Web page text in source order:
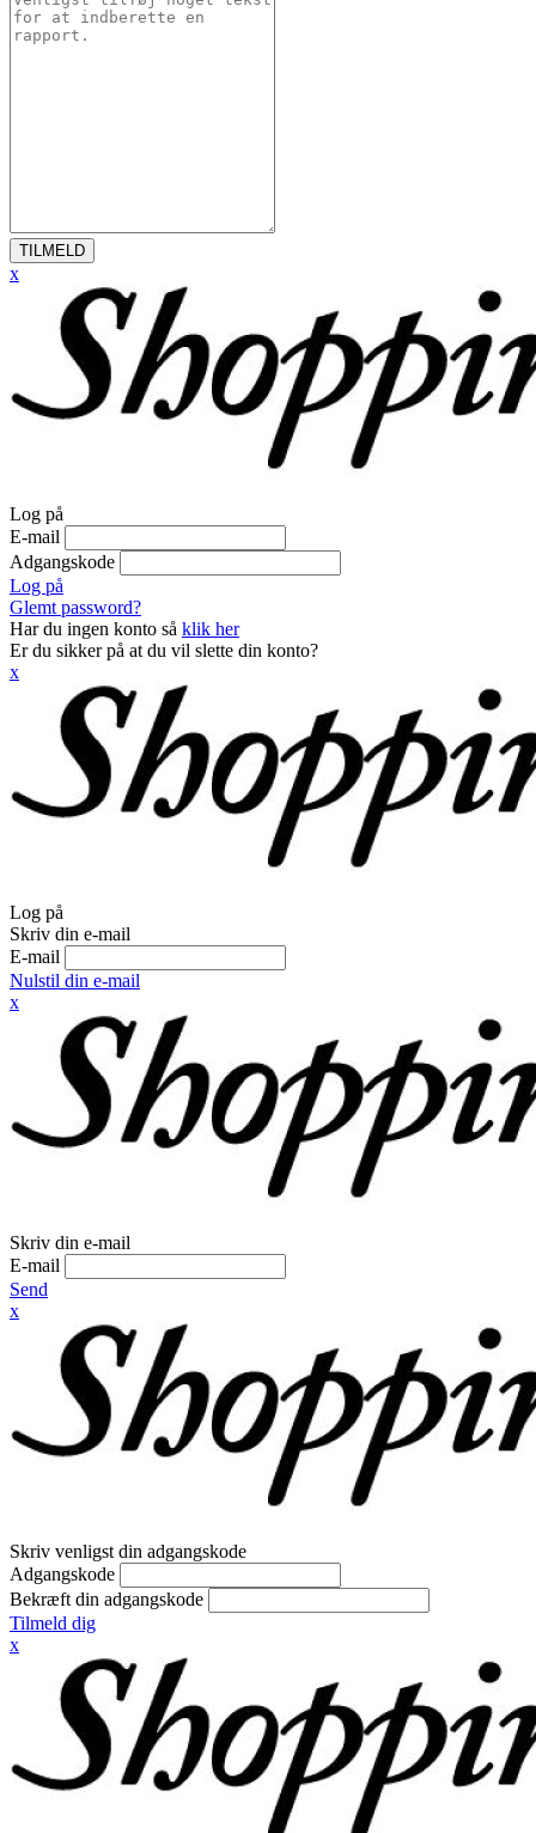
TILMELD
x
Log på
E-mail
Adgangskode
Log på
Glemt password?
Har du ingen konto så klik her
Er du sikker på at du vil slette din konto?
x
Log på
Skriv din e-mail
E-mail
Nulstil din e-mail
x
Skriv din e-mail
E-mail
Send
x
Skriv venligst din adgangskode
Adgangskode
Bekræft din adgangskode
Tilmeld dig
x